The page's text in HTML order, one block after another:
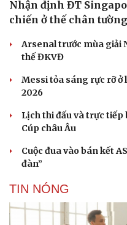
Nhận định ĐT
chiến ở thế chân tường
Arsenal trước mùa giải
thế ĐKVĐ
Messi tỏa sáng rực rỡ ở
2026
Lịch thi đấu và trực tiếp
Cúp châu Âu
Cuộc đua vào bán kết
đàn”
TIN NÓNG